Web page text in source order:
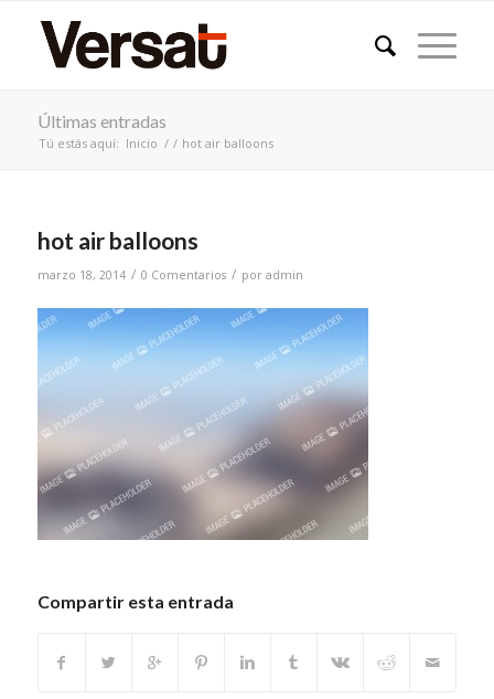
Últimas entradas
Tú estás aquí: Inicio / / hot air balloons
hot air balloons
marzo 18, 2014 / 0 Comentarios / por admin
Compartir esta entrada